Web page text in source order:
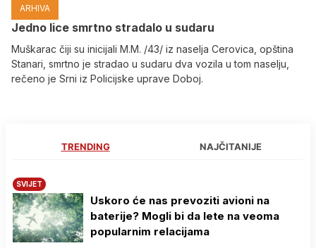
ARHIVA
Јedno lice smrtno stradalo u sudaru
Muškarac čiji su inicijali M.M. /43/ iz naselja Cerovica, opština
Stanari, smrtno je stradao u sudaru dva vozila u tom naselju,
rečeno je Srni iz Policijske uprave Doboj.
TRENDING NAJČITANIJE
SVIJET
Uskoro će nas prevoziti avioni na
baterije? Mogli bi da lete na veoma
popularnim relacijama